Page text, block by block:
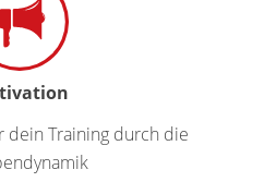
dein Training durch die